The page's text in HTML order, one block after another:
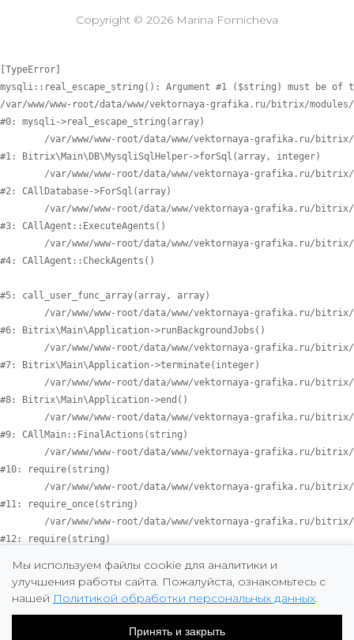
Copyright © 2026 Marina Fomicheva
Мы используем файлы cookie для аналитики и
улучшения работы сайта. Пожалуйста, ознакомьтесь с
нашей Политикой обработки персональных данных.
Принять и закрыть
[TypeError]
mysqli::real_escape_string(): Argument #1 ($string) must be
/var/www/www-root/data/www/vektornaya-grafika.ru/bitrix/
#0: mysqli->real_escape_string(array)
#1: Bitrix\Main\DB\MysqliSqlHelper->forSql(array, integer)
#2: CAllDatabase->ForSql(array)
#3: CAllAgent::ExecuteAgents()
#4: CAllAgent::CheckAgents()
#5: call_user_func_array(array, array)
#6: Bitrix\Main\Application->runBackgroundJobs()
#7: Bitrix\Main\Application->terminate(integer)
#8: Bitrix\Main\Application->end()
#9: CAllMain::FinalActions(string)
#10: require(string)
#11: require_once(string)
#12: require(string)
#13: include_once(string)
	/var/www/www-root/data/www/vektornaya-grafika.ru/bitrix/modules/main/include/urlrewrite.php:128
#14: include_once(string)